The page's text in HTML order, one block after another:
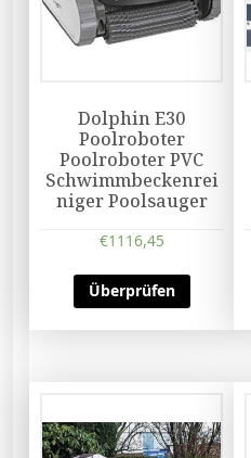
Dolphin E30
Poolroboter
Poolroboter PVC
Schwimmbeckenrei
niger Poolsauger
€1116,45
Überprüfen